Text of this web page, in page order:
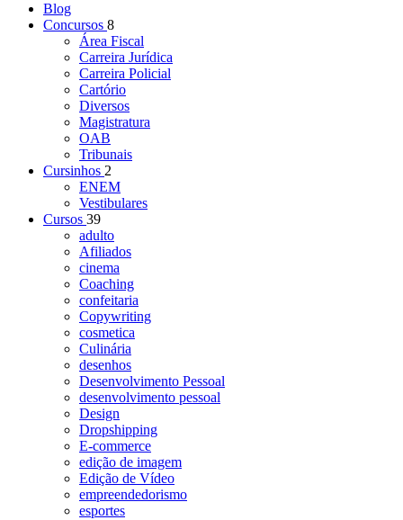
Blog
Concursos 8
Área Fiscal
Carreira Jurídica
Carreira Policial
Cartório
Diversos
Magistratura
OAB
Tribunais
Cursinhos 2
ENEM
Vestibulares
Cursos 39
adulto
Afiliados
cinema
Coaching
confeitaria
Copywriting
cosmetica
Culinária
desenhos
Desenvolvimento Pessoal
desenvolvimento pessoal
Design
Dropshipping
E-commerce
edição de imagem
Edição de Vídeo
empreendedorismo
esportes